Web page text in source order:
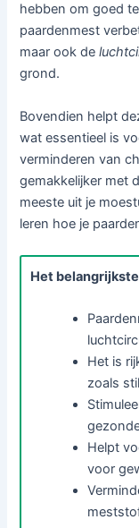
hebben om goed
paardenmest
maar ook de
grond.
Bovendien helpt
wat essentieel is
verminderen van
gemakkelijker met
meeste uit je
leren hoe je
Het
Het is
zoals
Helpt
voor